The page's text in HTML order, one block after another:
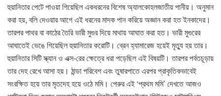
হুয়ানিতার পেটে পাওয়া গিয়েছিল একধরনের বিশেষ অ্যালকোহলজাতীয় পানীয়। অনুমান
করা হয়, বলি দেওয়ার আগে এই ধরনের মাদক পান করিয়ে অজ্ঞান করা হত ইনকাদের।
তারপর পাথর বা কাঠের তৈরি ভারী মুগুর দিয়ে মাথায় আঘাত করা হত। ভারী মুগুরের
আঘাতেই ভেঙে গিয়েছিল হুয়ানিতার করোটি। ব্রেন হ্যামারেজ হয়েই মৃত্যু হয় তার।
হুয়ানিতার সিটি স্ক্যান ও এক্স-রের ক্ষেত্রে ধরা পড়েছিল এই বিষয়টি। তারপর পর্বতচূড়ায়
তার দেহ রেখে আসা হয়। ঠান্ডা পরিবেশ এবং তুষারপাতে এরপর প্রাকৃতিকভাবেই
সংরক্ষিত হয়ে তার মৃতদেহ হয়ে ওঠে মমি। পেরুর এই ‘প্রথম মমি’ দেখতে আজও